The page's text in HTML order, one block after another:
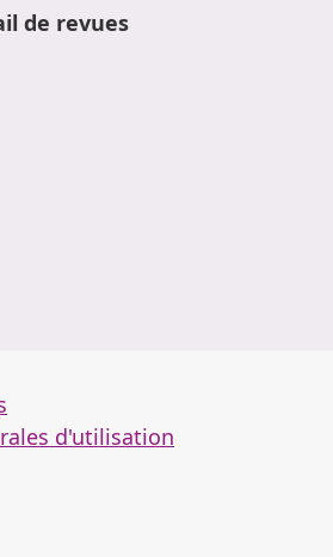
de revues
d'utilisation